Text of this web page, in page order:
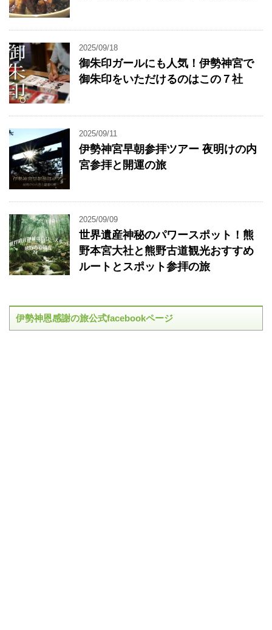
2025/09/18
御朱印ガールにも人気！伊勢神宮で
御朱印をいただけるのはこの７社
2025/09/11
伊勢神宮早朝参拝ツアー 夜明けの内
宮参拝と開運の旅
2025/09/09
世界遺産神秘のパワースポット！熊
野本宮大社と熊野古道観光おすすめ
ルートとスポット参拝の旅
伊勢神恩感謝の旅公式facebookページ